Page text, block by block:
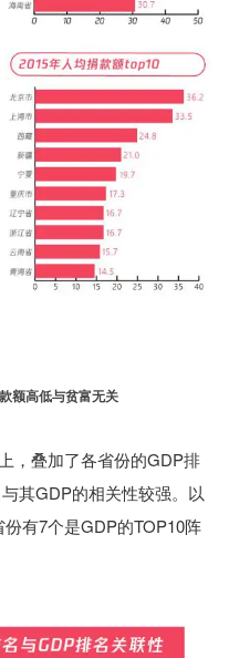
额高低与贫富无关
，叠加了各省份的GDP排
其GDP的相关性较强。以
有7个是GDP的TOP10阵